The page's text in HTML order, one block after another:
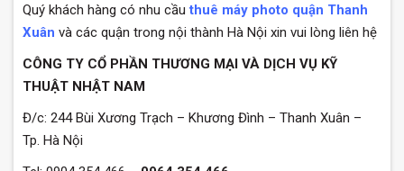
Quý khách hàng có nhu cầuthuê máy photo quận Thanh
Xuân và các quận trong nội thành Hà Nội xin vui lòng liên hệ
CÔNG TY CỔ PHẦN THƯƠNG MẠI VÀ DỊCH VỤ KỸ
THUẬT NHẬT NAM
Đ/c: 244 Bùi Xương Trạch – Khương Đình – Thanh Xuân –
Tp. Hà Nội